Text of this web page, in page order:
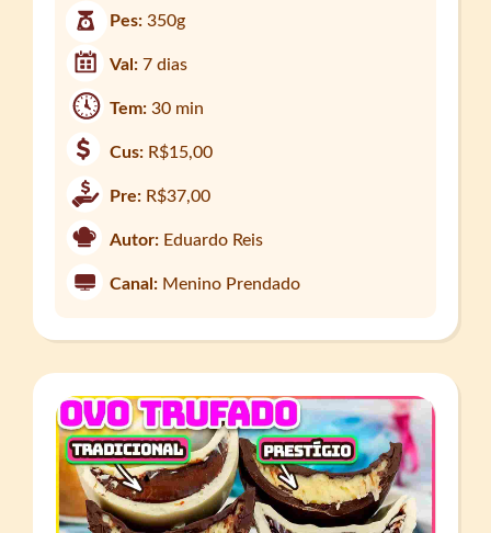
Pes:350g
Val:7 dias
Tem:30 min
Cus: R$15,00
Pre: R$37,00
Autor: Eduardo Reis
Canal: Menino Prendado